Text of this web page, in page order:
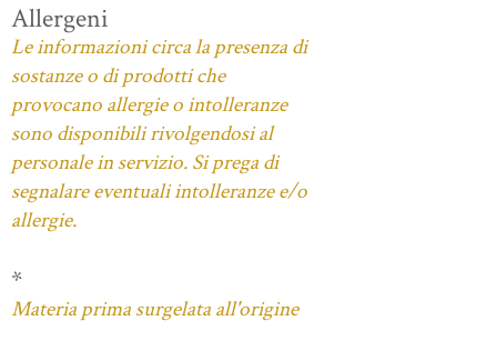
Allergeni
Le informazioni circa la presenza di
sostanze o di prodotti che
provocano allergie o intolleranze
sono disponibili rivolgendosi al
personale in servizio. Si prega di
segnalare eventuali intolleranze e/o
allergie.
*
Materia prima surgelata all'origine